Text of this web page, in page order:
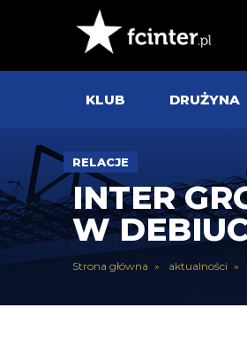
KLUB DRUŻYNA
RELACJE
INTER
W
Strona główna aktualności